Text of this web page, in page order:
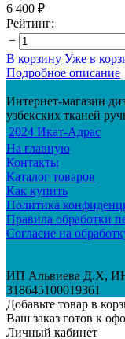
6 400 ₽
Рейтинг:
−
В корзину Уже в
Подробное описание
Интернет-магазин
узбекских тканей
2024 Икат-Адрас
На главную
Контакты
Каталог товаров
Как купить
Политика
Правила обработки
Согласие на
ИП Альвиева Д.Х,
318645100019361
Добавьте товар в
Ваш заказ готов к
Личный кабинет